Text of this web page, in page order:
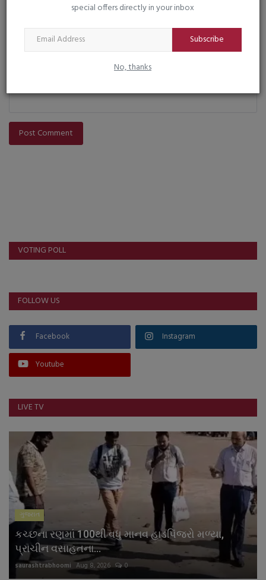
special offers directly in your inbox
Subscribe
No, thanks
Comment
Post Comment
VOTING POLL
FOLLOW US
Facebook Instagram
Youtube
LIVE TV
ગુજરાત
કચ્છના રણમાં 100થી વધુ માનવ હાડપિંજરો મળ્યા,
પ્રાચીન વસાહતના...
saurashtrabhoomi Aug 8, 2026 0